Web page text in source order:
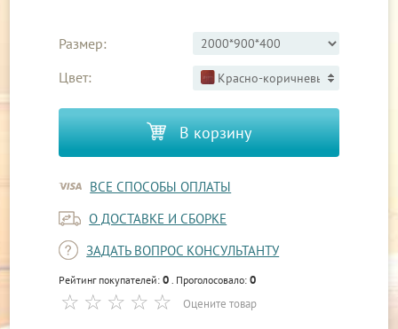
Размер:
Цвет:
Красно-коричневый 3
В корзину
ВСЕ СПОСОБЫ ОПЛАТЫ
О ДОСТАВКЕ И СБОРКЕ
ЗАДАТЬ ВОПРОС КОНСУЛЬТАНТУ
Рейтинг покупателей:0 . Проголосовало:0
Оцените товар